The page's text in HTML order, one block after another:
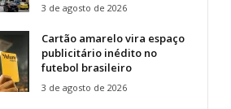
3 de agosto de 2026
Cartão amarelo vira espaço
publicitário inédito no
futebol brasileiro
3 de agosto de 2026